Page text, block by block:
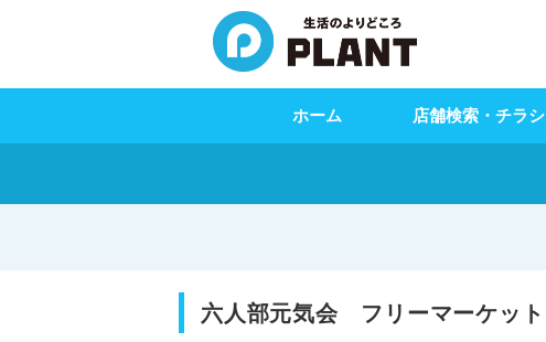
ホーム 店舗検索・チラシ
六人部元気会 フリーマーケット